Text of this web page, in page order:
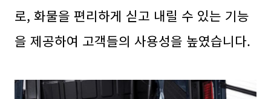
로, 화물을 편리하게 싣고 내릴 수 있는 기능
을 제공하여 고객들의 사용성을 높였습니다.